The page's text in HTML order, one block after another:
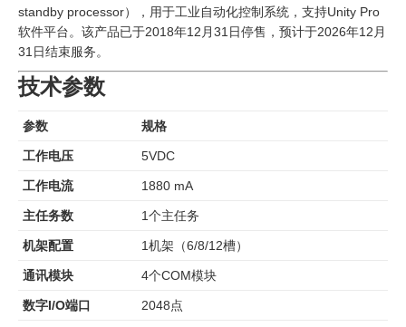
standby processor），用于工业自动化控制系统，支持Unity Pro
软件平台。该产品已于2018年12月31日停售，预计于2026年12月
31日结束服务。
技术参数
参数 规格
工作电压 5VDC
工作电流 1880 mA
主任务数 1个主任务
机架配置 1机架（6/8/12槽）
通讯模块 4个COM模块
数字I/O端口 2048点